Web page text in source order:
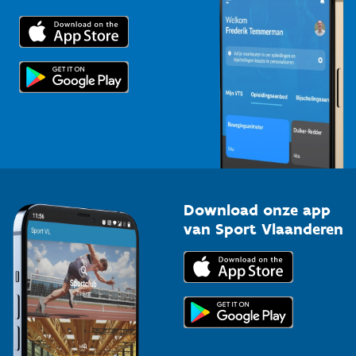
Trainers en begeleiders
Topsporters
Voor de pers
Download onze app
van Sport Vlaanderen